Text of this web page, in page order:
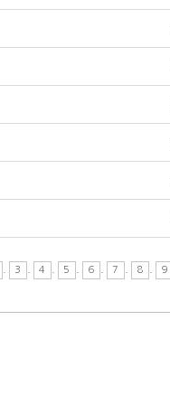
3 4 5 6 7 8 9